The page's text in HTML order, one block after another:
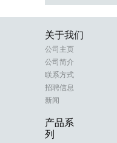
关于我们
公司主页
公司简介
联系方式
招聘信息
新闻
产品系
列